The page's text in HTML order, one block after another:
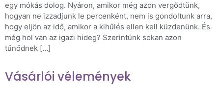
egy mókás dolog. Nyáron, amikor még azon vergődtünk,
hogyan ne izzadjunk le percenként, nem is gondoltunk arra,
hogy eljön az idő, amikor a kihűlés ellen kell küzdenünk. És
még hol van az igazi hideg? Szerintünk sokan azon
tűnődnek […]
Vásárlói vélemények